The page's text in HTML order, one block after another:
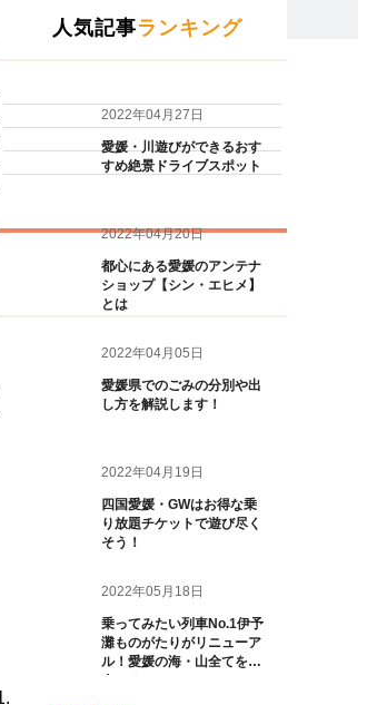
人気記事ランキング
2022年04月27日
愛媛・川遊びができるおす
すめ絶景ドライブスポット
2022年04月20日
都心にある愛媛のアンテナ
ショップ【シン・エヒメ】
とは
2022年04月05日
愛媛県でのごみの分別や出
し方を解説します！
2022年04月19日
四国愛媛・GWはお得な乗
り放題チケットで遊び尽く
そう！
2022年05月18日
乗ってみたい列車No.1伊予
灘ものがたりがリニューア
ル！愛媛の海・山全てを一